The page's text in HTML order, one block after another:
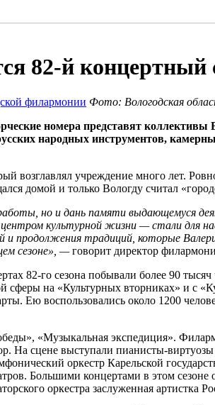
82‑й
Фото: Вологодская
номера представят
народных инструментов,
возглавлял учреждение много лет.
домой и только Вологду считал
но и дань памяти выдающемуся
центром культурной жизни — стали для
и продолжения традиций, которые
сезоне», —говорит директор
82-го сезона побывали более 90
сферы на «Культурных вторниках» и с
Ею воспользовались около 1200
«Музыкальная экспедиция».
На сцене выступали пианисты-
оркестр Карельской
Большими концертами в этом
оркестра заслуженная артистка